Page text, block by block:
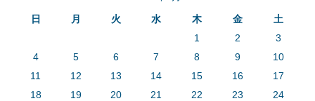
日
月 火 水 木 金 土
1 2
3
4
5 6 7 8 9
10
11
12 13 14 15 16
17
18
19 20 21 22 23
24